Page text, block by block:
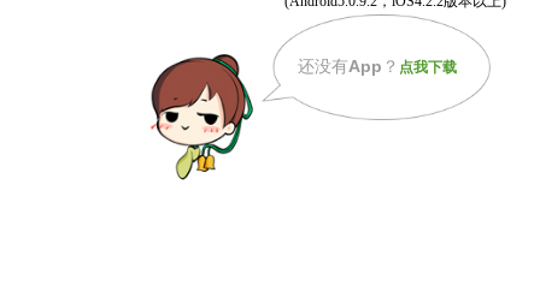
还没有App ？ 点我下载